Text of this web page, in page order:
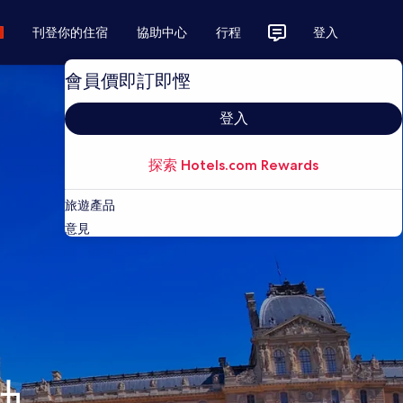
刊登你的住宿 協助中心 行程 登入
會員價即訂即慳
登入
探索 Hotels.com Rewards
旅遊產品
意見